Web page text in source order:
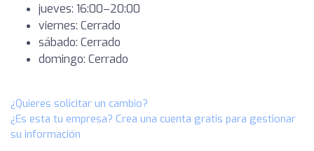
jueves: 16:00–20:00
viernes: Cerrado
sábado: Cerrado
domingo: Cerrado
¿Quieres solicitar un cambio?
¿Es esta tu empresa? Crea una cuenta gratis para gestionar
su información